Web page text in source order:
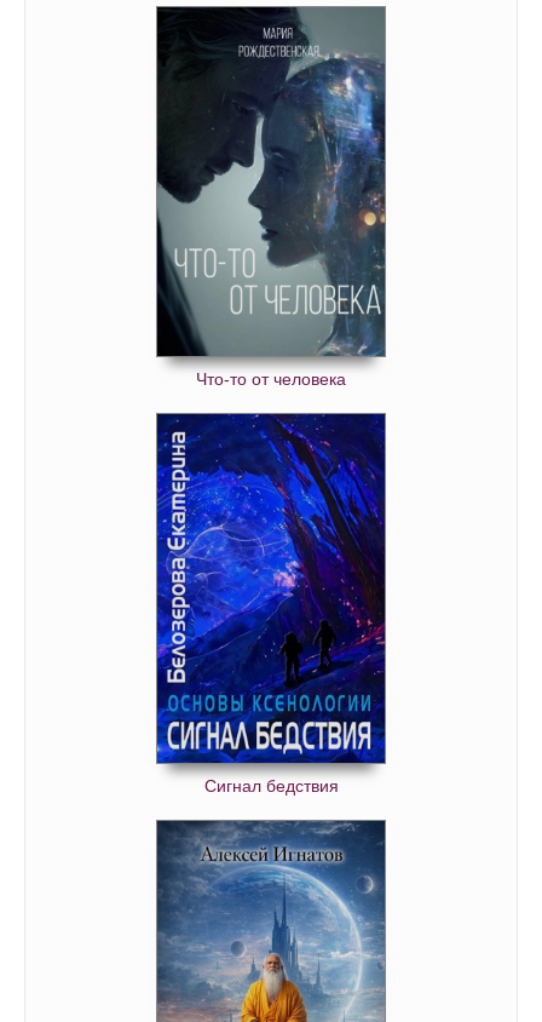
Что-то от человека
Сигнал бедствия